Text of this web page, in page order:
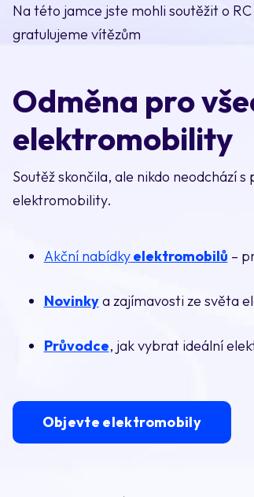
Na této jamce jste mohli soutěžit o
gratulujeme vítězům
Odměna pro
elektromobility
Soutěž skončila, ale nikdo neodchází
elektromobility.
Akční nabídkyelektromobilů –
Novinkya zajímavosti ze světa
Průvodce, jak vybrat ideální
Objevte elektromobily